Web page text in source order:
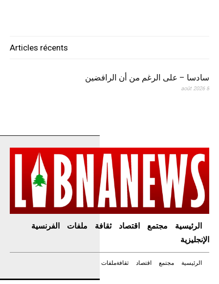
Articles récents
سادسا – على الرغم من أن الرافضين
8 août 2026
الرئيسية مجتمع اقتصاد ثقافة ملفات
الفرنسية
الإنجليزية
الرئيسية مجتمع اقتصاد ثقافةملفات